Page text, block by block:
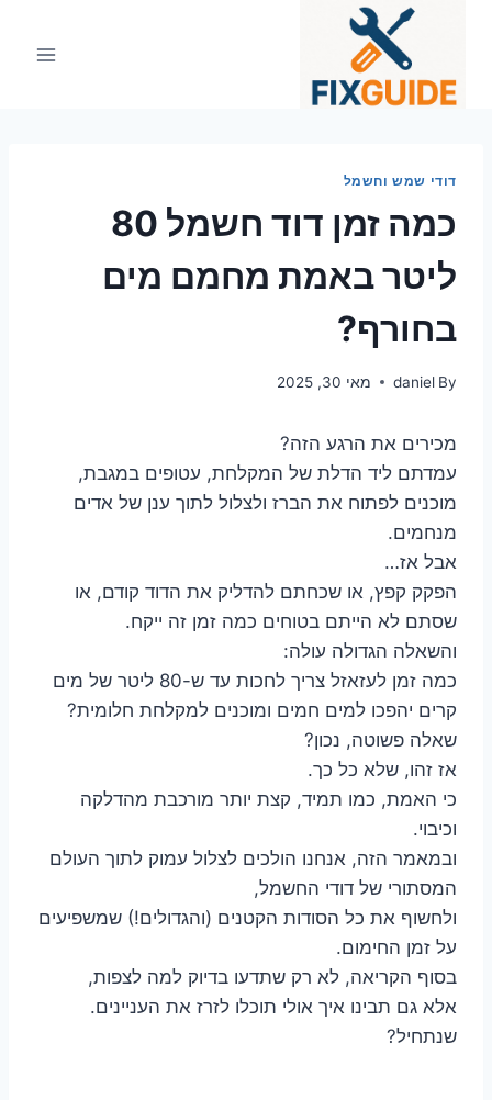
דודי שמש וחשמל
כמה זמן דוד חשמל 80
ליטר באמת מחמם מים
בחורף?
By
daniel מאי 30, 2025
מכירים את הרגע הזה?
עמדתם ליד הדלת של המקלחת, עטופים במגבת,
מוכנים לפתוח את הברז ולצלול לתוך ענן של אדים
מנחמים.
אבל אז…
הפקק קפץ, או שכחתם להדליק את הדוד קודם, או
שסתם לא הייתם בטוחים כמה זמן זה ייקח.
והשאלה הגדולה עולה:
כמה זמן לעזאזל צריך לחכות עד ש-80 ליטר של מים
קרים יהפכו למים חמים ומוכנים למקלחת חלומית?
שאלה פשוטה, נכון?
אז זהו, שלא כל כך.
כי האמת, כמו תמיד, קצת יותר מורכבת מהדלקה
וכיבוי.
ובמאמר הזה, אנחנו הולכים לצלול עמוק לתוך העולם
המסתורי של דודי החשמל,
ולחשוף את כל הסודות הקטנים (והגדולים!) שמשפיעים
על זמן החימום.
בסוף הקריאה, לא רק שתדעו בדיוק למה לצפות,
אלא גם תבינו איך אולי תוכלו לזרז את העניינים.
שנתחיל?